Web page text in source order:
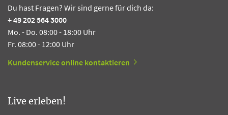
Du hast Fragen? Wir sind gerne für dich da:
+ 49 202 564 3000
Mo. - Do. 08:00 - 18:00 Uhr
Fr. 08:00 - 12:00 Uhr
Kundenservice online kontaktieren
Live erleben!